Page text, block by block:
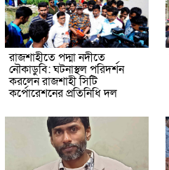
রাজশাহীতে পদ্মা নদীতে
নৌকাডুবি: ঘটনাস্থল পরিদর্শন
করলেন রাজশাহী সিটি
কর্পোরেশনের প্রতিনিধি দল